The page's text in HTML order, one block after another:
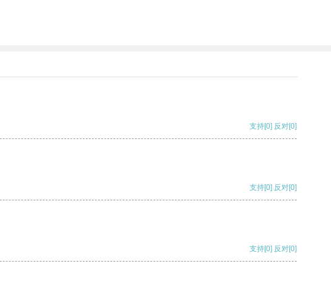
支持[0] 反对[0]
支持[0] 反对[0]
支持[0] 反对[0]